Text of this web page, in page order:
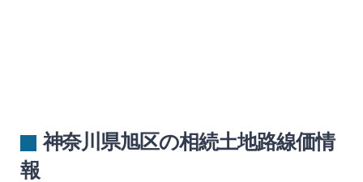
神奈川県旭区の相続土地路線価情
報